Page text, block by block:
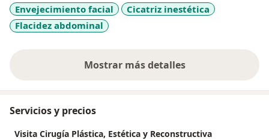
encuentros a nivel nacional e internacional para darle
a sus pacientes diferentes alternativas que la lleven a
Envejecimiento facial
Cicatriz inestética
Flacidez abdominal
Mostrar más detalles
sobre la experiencia
Servicios y precios
Visita Cirugía Plástica, Estética y Reconstructiva